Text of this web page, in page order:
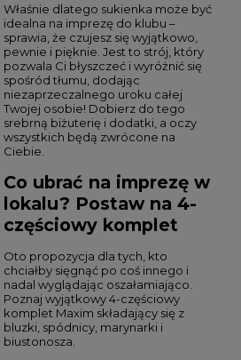
Właśnie dlatego sukienka może być
idealna na imprezę do klubu –
sprawia, że czujesz się wyjątkowo,
pewnie i pięknie. Jest to strój, który
pozwala Ci błyszczeć i wyróżnić się
spośród tłumu, dodając
niezaprzeczalnego uroku całej
Twojej osobie! Dobierz do tego
srebrną biżuterię i dodatki, a oczy
wszystkich będą zwrócone na
Ciebie.
Co ubrać na imprezę w
lokalu? Postaw na 4-
częściowy komplet
Oto propozycja dla tych, kto
chciałby sięgnąć po coś innego i
nadal wyglądając oszałamiająco.
Poznaj wyjątkowy 4-częściowy
komplet Maxim składający się z
bluzki, spódnicy, marynarki i
biustonosza.